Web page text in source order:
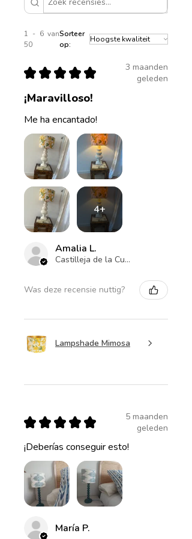
1 - 6 van
50
Sorteer
op:
★ ★ ★ ★ ★
3 maanden
geleden
¡Maravilloso!
Me ha encantado!
4+
Amalia L.
Castilleja de la Cuesta , ES-AN
Was deze recensie nuttig?
Lampshade Mimosa
★ ★ ★ ★ ★
5 maanden
geleden
¡Deberías conseguir esto!
María P.